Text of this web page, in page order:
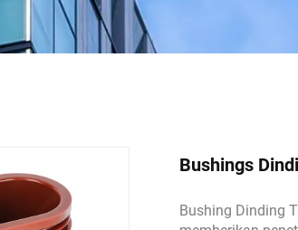
Bushings
Bushing Dinding